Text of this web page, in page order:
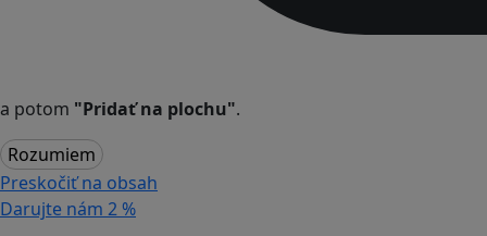
a potom "Pridať na plochu".
Rozumiem
Preskočiť na obsah
Darujte nám 2 %